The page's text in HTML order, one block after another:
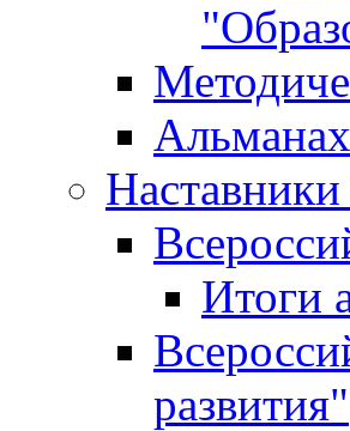
Итоги
развития"